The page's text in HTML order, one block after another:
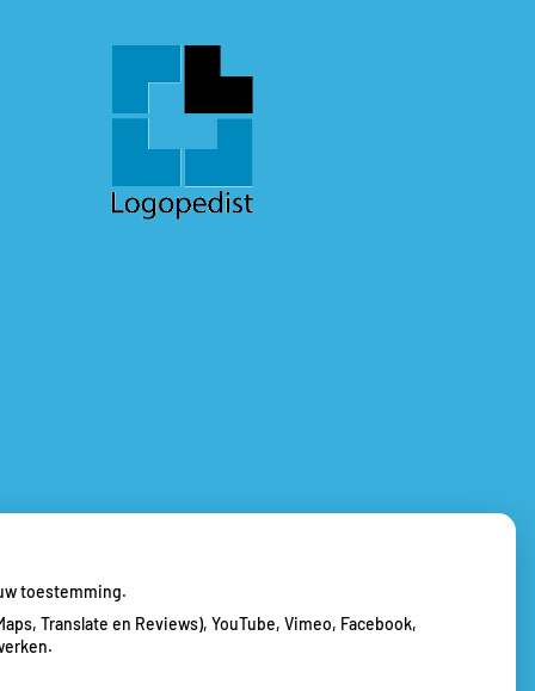
toestemming.
Translate en Reviews), YouTube, Vimeo, Facebook,